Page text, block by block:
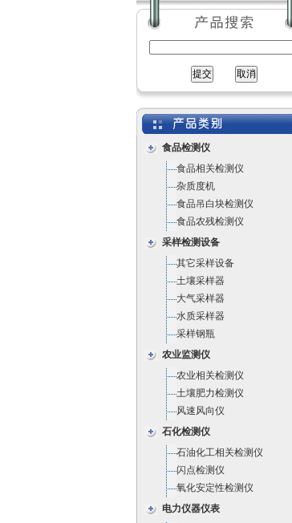
食品检测仪
食品相关检测仪
杂质度机
食品吊白块检测仪
食品农残检测仪
采样检测设备
其它采样设备
土壤采样器
大气采样器
水质采样器
采样钢瓶
农业监测仪
农业相关检测仪
土壤肥力检测仪
风速风向仪
石化检测仪
石油化工相关检测仪
闪点检测仪
氧化安定性检测仪
电力仪器仪表